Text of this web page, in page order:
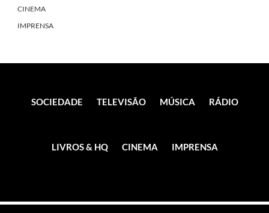
CINEMA
IMPRENSA
SOCIEDADE TELEVISÃO MÚSICA RÁDIO
LIVROS & HQ CINEMA IMPRENSA